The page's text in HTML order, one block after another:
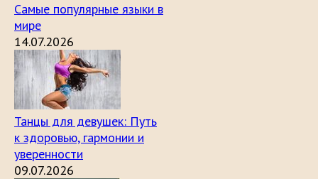
Самые популярные языки в
мире
14.07.2026
Танцы для девушек: Путь
к здоровью, гармонии и
уверенности
09.07.2026